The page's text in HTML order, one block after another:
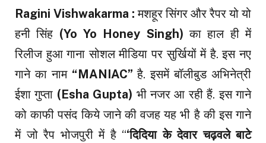
Ragini Vishwakarma :मशहूर सिंगर और रैपर यो यो
हनी सिंह (Yo Yo Honey Singh)का हाल ही में
रिलीज हुआ गाना सोशल मीडिया पर सुर्खियों में है. इस नए
गाने का नाम “MANIAC”है. इसमें बॉलीबुड अभिनेत्री
ईशा गुप्ता (Esha Gupta) भी नजर आ रही हैं. इस गाने
को काफी पसंद किये जाने की वजह यह भी है की इस गाने
में जो रैप भोजपुरी में है “‘दिदिया के देवार चढ़वले बाटे